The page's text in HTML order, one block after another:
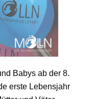
Babys ab der 8.
erste Lebensjahr